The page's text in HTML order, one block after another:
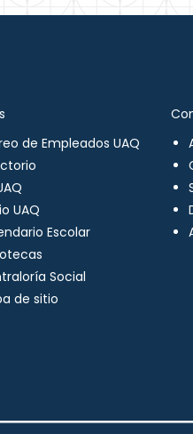
de Empleados UAQ
UAQ
Escolar
Social
de sitio